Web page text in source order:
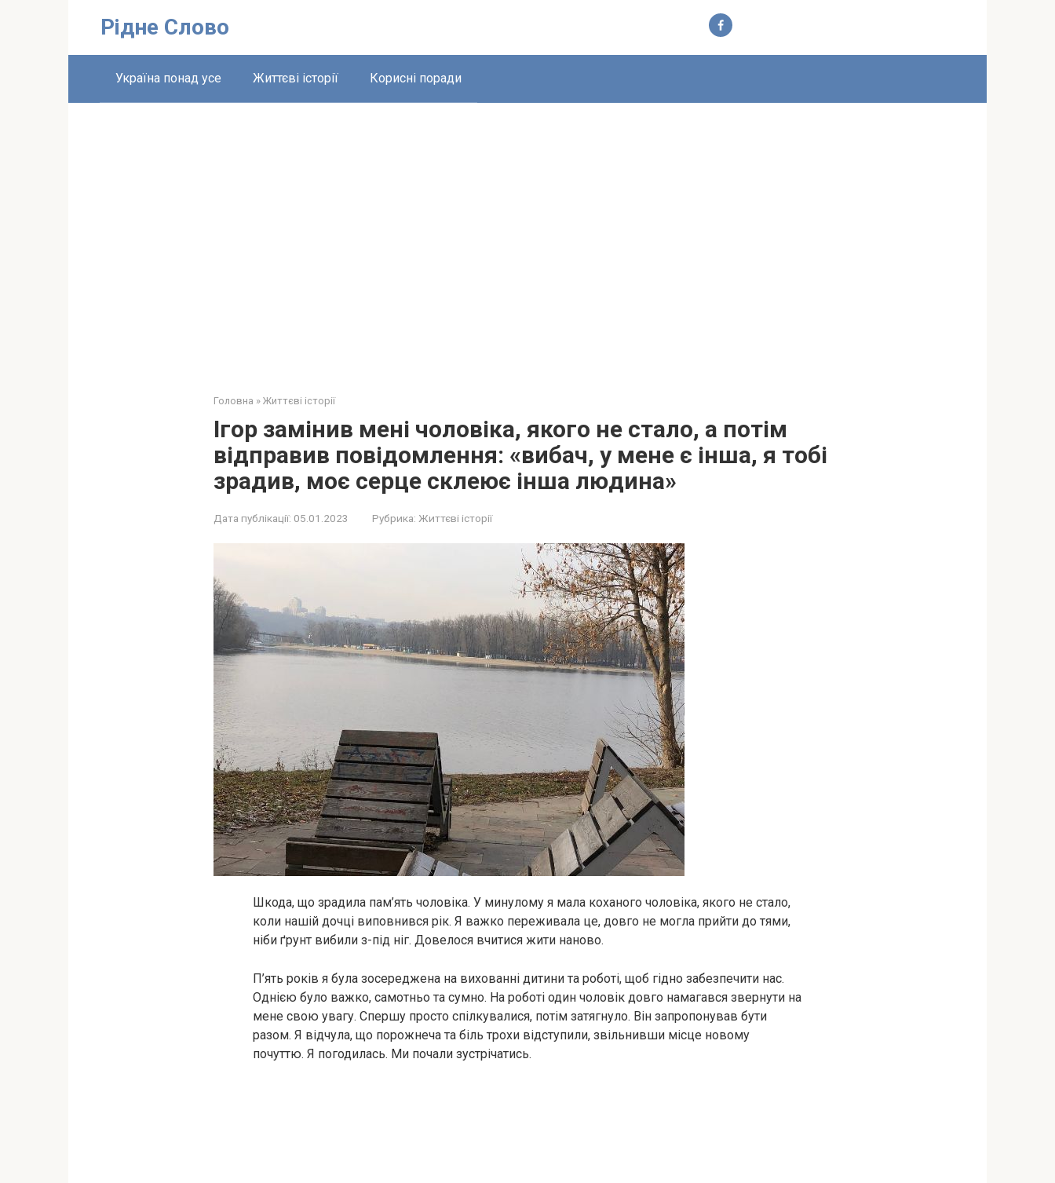
Рідне Слово
Україна понад усе Життєві історії Корисні поради
Головна » Життєві історії
Ігор замінив мені чоловіка, якого не стало, а потім
відправив повідомлення: «вибач, у мене є інша, я тобі
зрадив, моє серце склеює інша людина»
Дата публікації: 05.01.2023 Рубрика: Життєві історії
Шкода, що зрадила пам’ять чоловіка. У минулому я мала коханого чоловіка, якого не стало,
коли нашій дочці виповнився рік. Я важко переживала це, довго не могла прийти до тями,
ніби ґрунт вибили з-під ніг. Довелося вчитися жити наново.
П’ять років я була зосереджена на вихованні дитини та роботі, щоб гідно забезпечити нас.
Однією було важко, самотньо та сумно. На роботі один чоловік довго намагався звернути на
мене свою увагу. Спершу просто спілкувалися, потім затягнуло. Він запропонував бути
разом. Я відчула, що порожнеча та біль трохи відступили, звільнивши місце новому
почуттю. Я погодилась. Ми почали зустрічатись.